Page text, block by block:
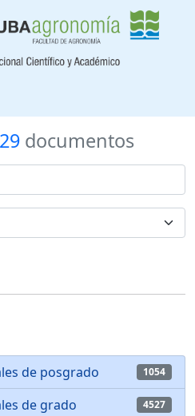
documentos
de posgrado 1054
de grado 4527